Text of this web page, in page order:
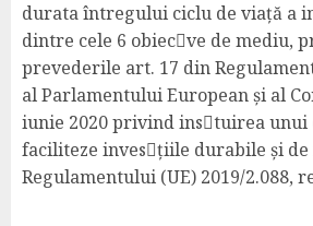
durata întregului ciclu de viață a
dintre cele 6 obiec􀆟ve de mediu,
prevederile art. 17 din
al Parlamentului European și al
iunie 2020 privind ins􀆟tuirea unui
faciliteze inves􀆟țiile durabile și
Regulamentului (UE) 2019/2.088,